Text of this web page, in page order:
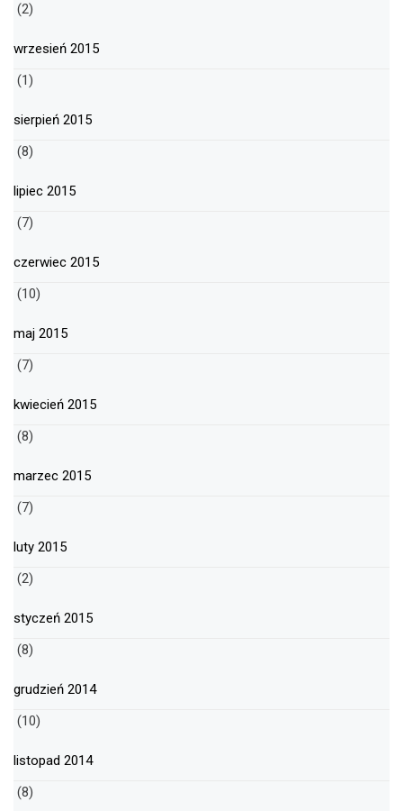
(2)
wrzesień 2015
(1)
sierpień 2015
(8)
lipiec 2015
(7)
czerwiec 2015
(10)
maj 2015
(7)
kwiecień 2015
(8)
marzec 2015
(7)
luty 2015
(2)
styczeń 2015
(8)
grudzień 2014
(10)
listopad 2014
(8)